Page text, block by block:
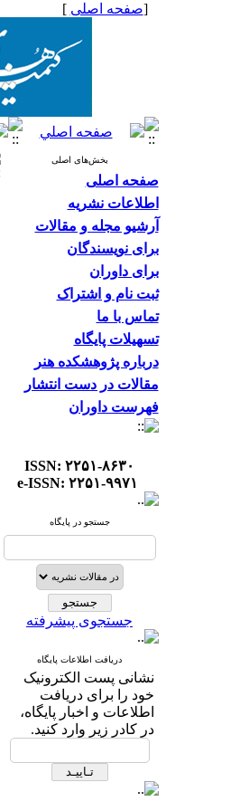
[صفحه اصلی ]
بخش‌های اصلی
صفحه اصلی
اطلاعات نشریه
آرشیو مجله و مقالات
برای نویسندگان
برای داوران
ثبت نام و اشتراک
تماس با ما
تسهیلات پایگاه
درباره پژوهشکده هنر
مقالات در دست انتشار
فهرست داوران
ISSN: ۲۲۵۱-۸۶۳۰
e-ISSN: ۲۲۵۱-۹۹۷۱
جستجو در پایگاه
جستجوی پیشرفته
دریافت اطلاعات پایگاه
نشانی پست الکترونیک
خود را برای دریافت
اطلاعات و اخبار پایگاه،
در کادر زیر وارد کنید.